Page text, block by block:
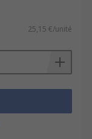
25,15 €/unité